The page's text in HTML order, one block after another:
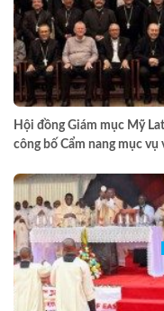
Hội đồng Giám mục Mỹ
công bố Cẩm nang mục vụ